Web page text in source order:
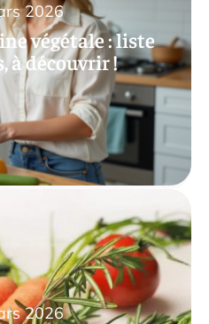
végétale : liste
à découvrir !
2026
2026